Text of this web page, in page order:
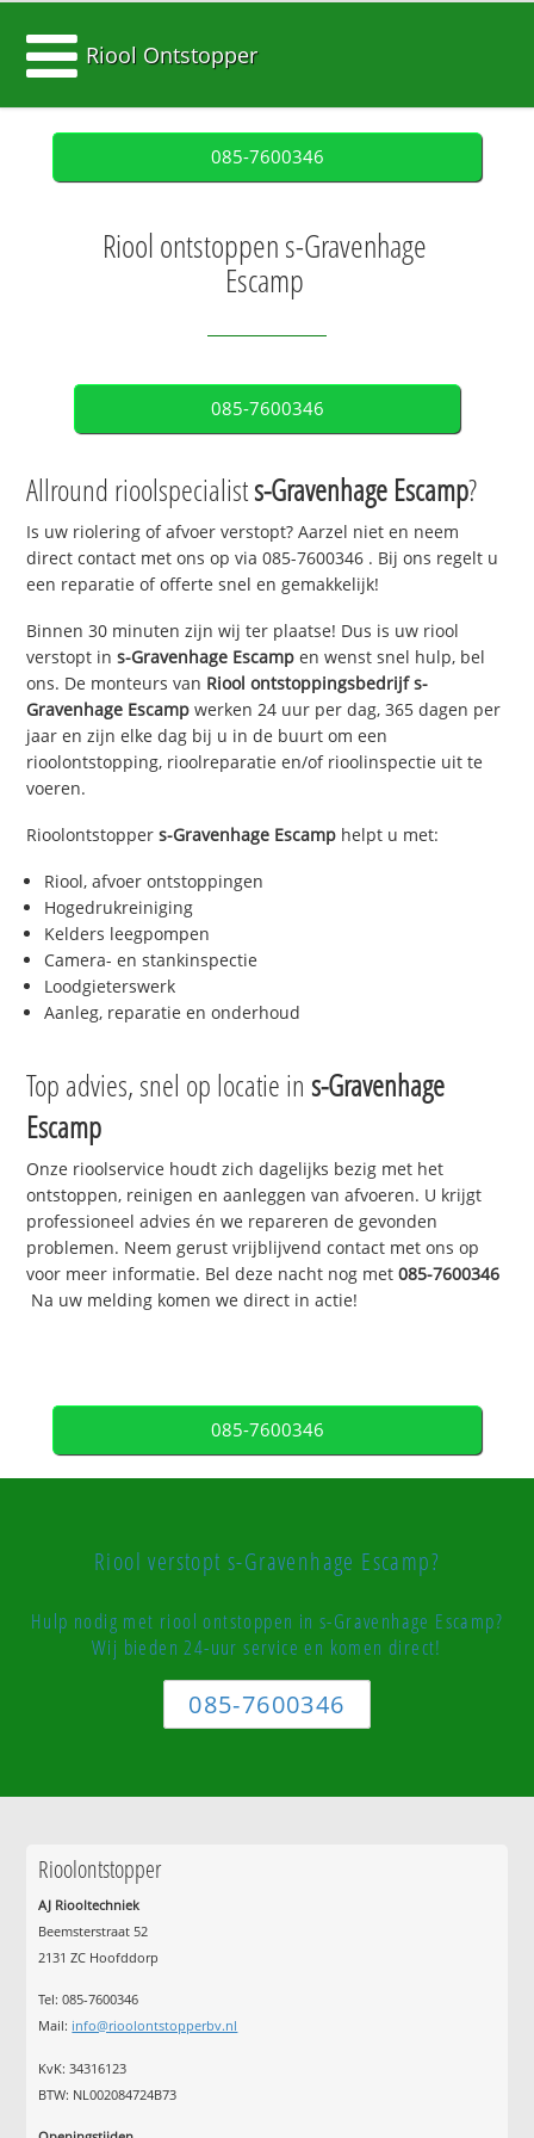
Riool Ontstopper
085-7600346
Riool ontstoppen s-Gravenhage
Escamp
085-7600346
Allround rioolspecialists-Gravenhage Escamp?
Is uw riolering of afvoer verstopt? Aarzel niet en neem
direct contact met ons op via085-7600346 . Bij ons regelt u
een reparatie of offerte snel en gemakkelijk!
Binnen 30 minuten zijn wij ter plaatse! Dus is uw riool
verstopt ins-Gravenhage Escamp en wenst snel hulp, bel
ons. De monteurs van Riool ontstoppingsbedrijfs-
Gravenhage Escamp werken 24 uur per dag, 365 dagen per
jaar en zijn elke dag bij u in de buurt om een
rioolontstopping, rioolreparatie en/of rioolinspectie uit te
voeren.
Rioolontstoppers-Gravenhage Escamp helpt u met:
Riool, afvoer ontstoppingen
Hogedrukreiniging
Kelders leegpompen
Camera- en stankinspectie
Loodgieterswerk
Aanleg, reparatie en onderhoud
Top advies, snel op locatie in s-Gravenhage
Escamp
Onze rioolservice houdt zich dagelijks bezig met het
ontstoppen, reinigen en aanleggen van afvoeren. U krijgt
professioneel advies én we repareren de gevonden
problemen. Neem gerust vrijblijvend contact met ons op
voor meer informatie. Bel deze nacht nog met085-7600346
Na uw melding komen we direct in actie!
085-7600346
Riool verstopt s-Gravenhage Escamp?
Hulp nodig met riool ontstoppen in s-Gravenhage Escamp?
Wij bieden 24-uur service en komen direct!
085-7600346
Rioolontstopper
AJ Riooltechniek
Beemsterstraat 52
2131 ZC Hoofddorp
Tel:085-7600346
Mail: info@rioolontstopperbv.nl
KvK: 34316123
BTW: NL002084724B73